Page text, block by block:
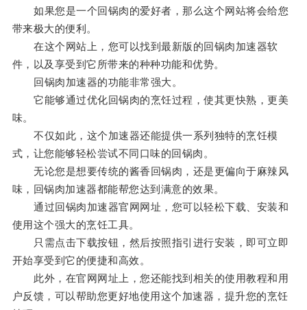
如果您是一个回锅肉的爱好者，那么这个网站将会给您
带来极大的便利。
在这个网站上，您可以找到最新版的回锅肉加速器软
件，以及享受到它所带来的种种功能和优势。
回锅肉加速器的功能非常强大。
它能够通过优化回锅肉的烹饪过程，使其更快熟，更美
味。
不仅如此，这个加速器还能提供一系列独特的烹饪模
式，让您能够轻松尝试不同口味的回锅肉。
无论您是想要传统的酱香回锅肉，还是更偏向于麻辣风
味，回锅肉加速器都能帮您达到满意的效果。
通过回锅肉加速器官网网址，您可以轻松下载、安装和
使用这个强大的烹饪工具。
只需点击下载按钮，然后按照指引进行安装，即可立即
开始享受到它的便捷和高效。
此外，在官网网址上，您还能找到相关的使用教程和用
户反馈，可以帮助您更好地使用这个加速器，提升您的烹饪